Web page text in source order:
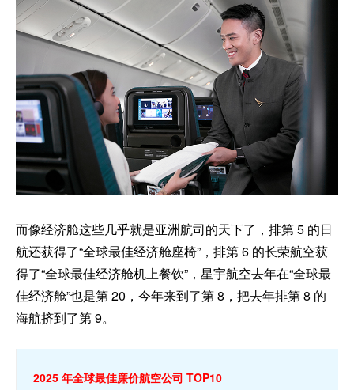
而像经济舱这些几乎就是亚洲航司的天下了，排第 5 的日
航还获得了“全球最佳经济舱座椅”，排第 6 的长荣航空获
得了“全球最佳经济舱机上餐饮”，星宇航空去年在“全球最
佳经济舱”也是第 20，今年来到了第 8，把去年排第 8 的
海航挤到了第 9。
2025 年全球最佳廉价航空公司 TOP10